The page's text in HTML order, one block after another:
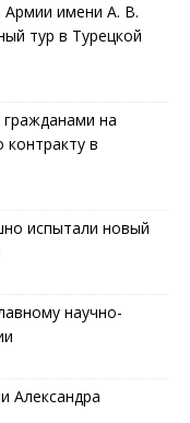
Армии имени А. В.
тур в Турецкой
на
в
испытали новый
научно-
Александра